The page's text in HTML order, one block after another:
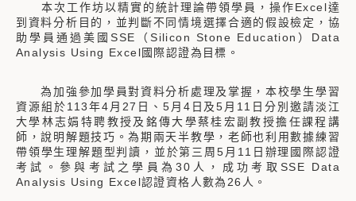
本次工作坊以精實的統計理論帶領學員，操作Excel達
到資料分析目的，並判斷不同情境選擇合適的假設檢定，協
助學員通過美國SSE（Silicon Stone Education）Data
Analysis Using Excel國際認證為目標。
為加強參加學員對資料分析處理及掌握，本校學生學習
資源組於113年4月27日、5月4日及5月11日分別邀請淡江
大學林志娟特聘教授及銘傳大學蔡桂宏副教授擔任課程講
師，說明解題技巧。為期兩天半教學，老師也利用數據練習
帶領學生理解題型判讀，並於第三周5月11日辦理國際認證
考試。參與考試之學員為30人，成功考取SSE Data
Analysis Using Excel認證資格人數為26人。